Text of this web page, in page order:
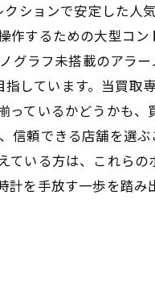
ションで安定した人
するための大型コ
ラフ未搭載のアラ
しています。当買取
ているかどうかも、
頼できる店舗を選
いる方は、これら
を手放す一歩を踏み